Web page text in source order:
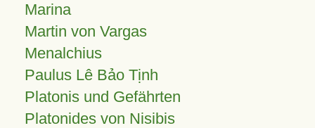
Marina
Martin von Vargas
Menalchius
Paulus Lê Bảo Tịnh
Platonis und Gefährten
Platonides von Nisibis